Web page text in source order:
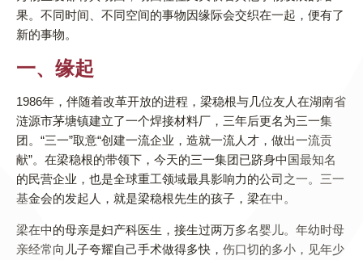
果。不同时间、不同空间的事物因缘际会交织在一起，便有了
新的事物。
一、缘起
1986年，伴随着改革开放的进程，梁稳根与几位友人在湖南省
涟源市茅塘镇建立了一个焊接材料厂，三年后更名为三一集
团。“三一”取意“创建一流企业，造就一流人才，做出一流贡
献”。在梁稳根的带领下，今天的三一集团已跻身中国最知名
的民营企业，也是全球重工领域最具影响力的公司之一。三一
基金会的发起人，就是梁稳根先生的孩子，梁在中。
梁在中的母亲是妇产科医生，接生过两万多名婴儿。年幼时母
亲经常向儿子夸耀自己手术做得多快，伤口切的多小，见年少